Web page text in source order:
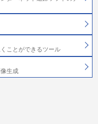
ことができるツール
生成